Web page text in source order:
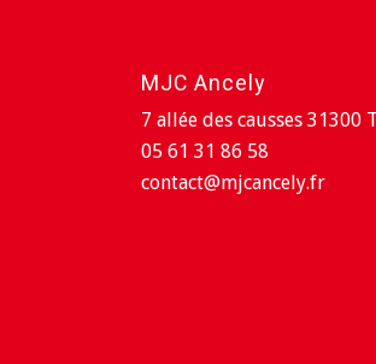
MJC Ancely
7 allée des causses 31300
05 61 31 86 58
contact@mjcancely.fr